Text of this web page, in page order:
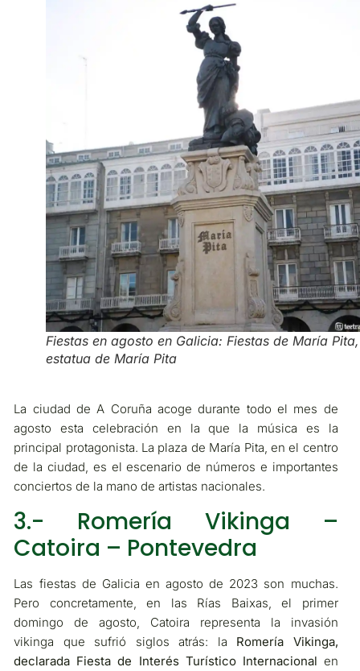
Fiestas en agosto en Galicia: Fiestas de María Pita,
estatua de María Pita
La ciudad de A Coruña acoge durante todo el mes de
agosto esta celebración en la que la música es la
principal protagonista. La plaza de María Pita, en el centro
de la ciudad, es el escenario de números e importantes
conciertos de la mano de artistas nacionales.
3.- Romería Vikinga –
Catoira – Pontevedra
Las fiestas de Galicia en agosto de 2023 son muchas.
Pero concretamente, en las Rías Baixas, el primer
domingo de agosto, Catoira representa la invasión
vikinga que sufrió siglos atrás: la Romería Vikinga,
declarada Fiesta de Interés Turístico Internacional en